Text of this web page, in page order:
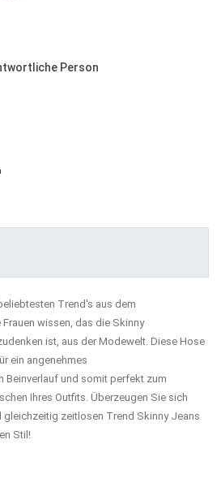
Person
Trend's aus dem
wissen, das die Skinny
ist, aus der Modewelt. Diese Hose
ein angenehmes
Beinverlauf und somit perfekt zum
Ihres Outfits. Überzeugen Sie sich
gleichzeitig zeitlosen Trend Skinny Jeans
Stil!